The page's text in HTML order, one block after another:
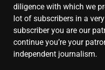
diligence with which we
lot of subscribers in a
subscriber you are our
continue you’re your
independent journalism.